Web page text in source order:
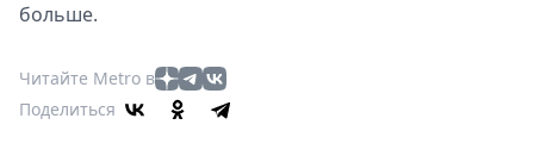
больше.
Читайте Metro в
Поделиться